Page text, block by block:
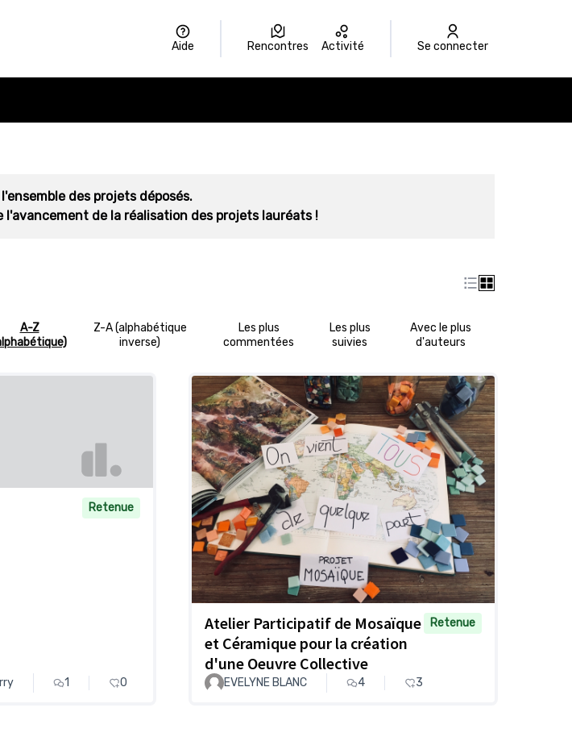
Aide Rencontres Activité Se connecter
des projets déposés.
l'avancement de la réalisation des projets lauréats !
A-Z
Z-A (alphabétique
inverse)
Les plus
commentées
Les plus
suivies
Avec le plus
d'auteurs
Retenue
1 0
Atelier Participatif de Mosaïque
et Céramique pour la création
d'une Oeuvre Collective
Retenue
EVELYNE BLANC 4 3